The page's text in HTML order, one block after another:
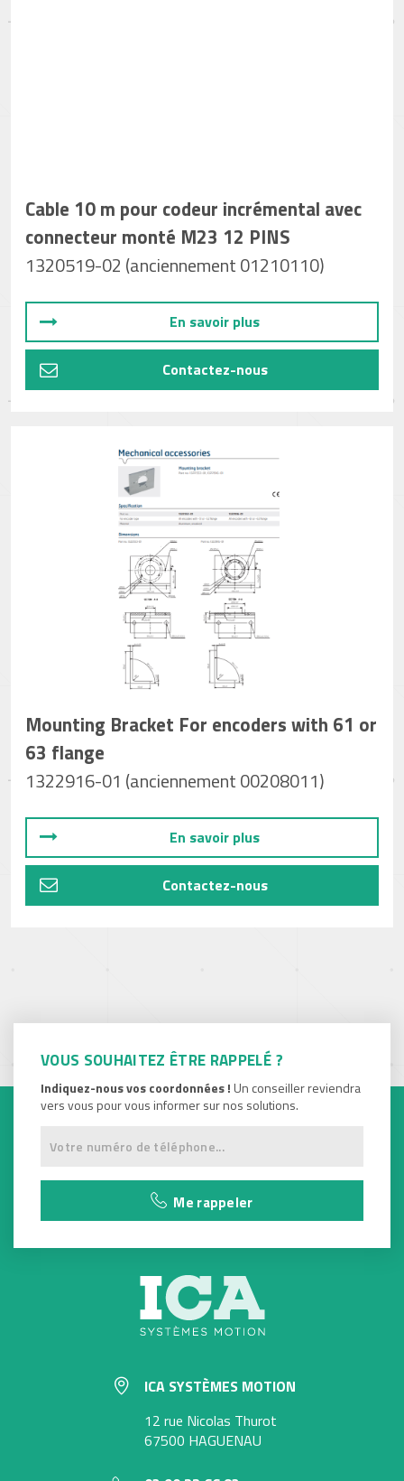
Cable 10 m pour codeur incrémental avec
connecteur monté M23 12 PINS
1320519-02 (anciennement 01210110)
En savoir plus
Contactez-nous
Mounting Bracket For encoders with 61 or
63 flange
1322916-01 (anciennement 00208011)
En savoir plus
Contactez-nous
VOUS SOUHAITEZ ÊTRE RAPPELÉ ?
Indiquez-nous vos coordonnées ! Un conseiller reviendra
vers vous pour vous informer sur nos solutions.
Me rappeler
ICA SYSTÈMES MOTION
12 rue Nicolas Thurot
67500 HAGUENAU